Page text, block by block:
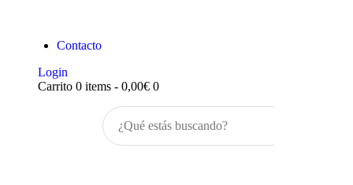
Contacto
Login
Carrito 0 items - 0,00€ 0